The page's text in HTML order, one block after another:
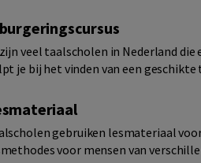
veel taalscholen in Nederland
je bij het vinden van een geschikte
gebruiken lesmateriaal
voor mensen van